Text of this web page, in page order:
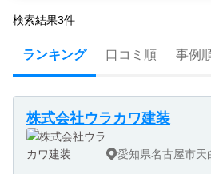
検索結果3件
ランキング 口コミ順 事例
株式会社ウラカワ建装
愛知県名古屋市天